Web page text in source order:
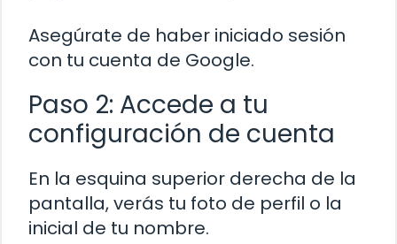
Asegúrate de haber iniciado sesión
con tu cuenta de Google.
Paso 2: Accede a tu
configuración de cuenta
En la esquina superior derecha de la
pantalla, verás tu foto de perfil o la
inicial de tu nombre.